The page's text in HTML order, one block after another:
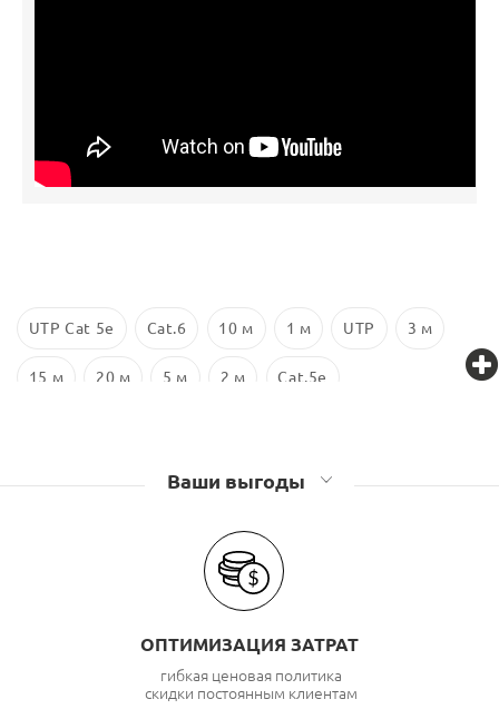
UTP Cat 5e Cat.6 10 м 1 м UTP 3 м
15 м 20 м 5 м 2 м Cat.5e
Ваши выгоды
ОПТИМИЗАЦИЯ ЗАТРАТ
гибкая ценовая политика
скидки постоянным клиентам